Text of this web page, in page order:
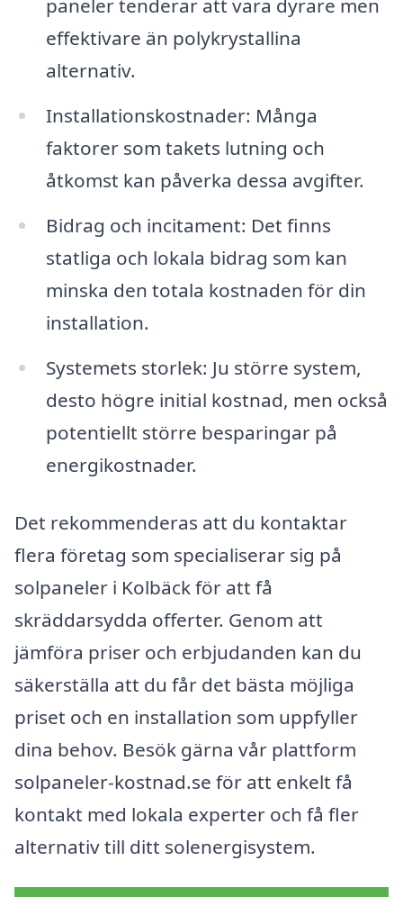
paneler tenderar att vara dyrare men
effektivare än polykrystallina
alternativ.
Installationskostnader: Många
faktorer som takets lutning och
åtkomst kan påverka dessa avgifter.
Bidrag och incitament: Det finns
statliga och lokala bidrag som kan
minska den totala kostnaden för din
installation.
Systemets storlek: Ju större system,
desto högre initial kostnad, men också
potentiellt större besparingar på
energikostnader.
Det rekommenderas att du kontaktar
flera företag som specialiserar sig på
solpaneler i Kolbäck för att få
skräddarsydda offerter. Genom att
jämföra priser och erbjudanden kan du
säkerställa att du får det bästa möjliga
priset och en installation som uppfyller
dina behov. Besök gärna vår plattform
solpaneler-kostnad.se för att enkelt få
kontakt med lokala experter och få fler
alternativ till ditt solenergisystem.